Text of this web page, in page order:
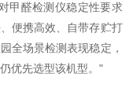
甲醛检测仪稳定性要求
便携高效、自带存贮打
全场景检测表现稳定，
优先选型该机型。"